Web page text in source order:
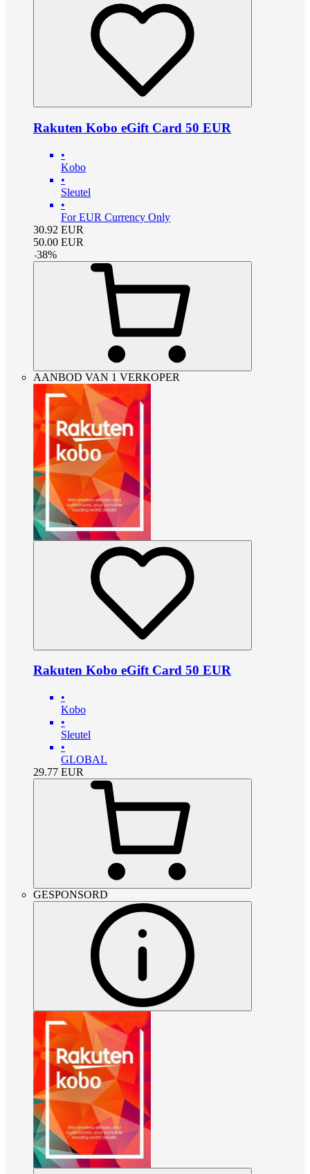
Rakuten Kobo eGift Card 50 EUR
•
Kobo
•
Sleutel
•
For EUR Currency Only
30.92 EUR
50.00 EUR
-38%
AANBOD VAN 1 VERKOPER
Rakuten Kobo eGift Card 50 EUR
•
Kobo
•
Sleutel
•
GLOBAL
29.77 EUR
GESPONSORD